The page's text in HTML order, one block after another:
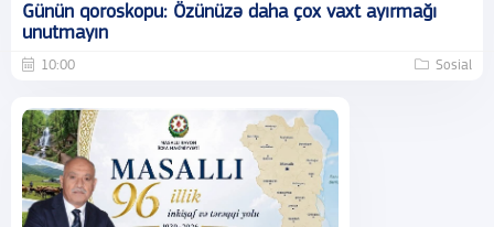
Günün qoroskopu: Özünüzə daha çox vaxt ayırmağı
unutmayın
10:00 Sosial